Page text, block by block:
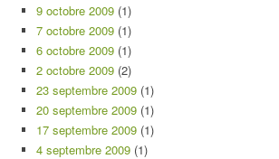
9 octobre 2009 (1)
7 octobre 2009 (1)
6 octobre 2009 (1)
2 octobre 2009 (2)
23 septembre 2009 (1)
20 septembre 2009 (1)
17 septembre 2009 (1)
4 septembre 2009 (1)